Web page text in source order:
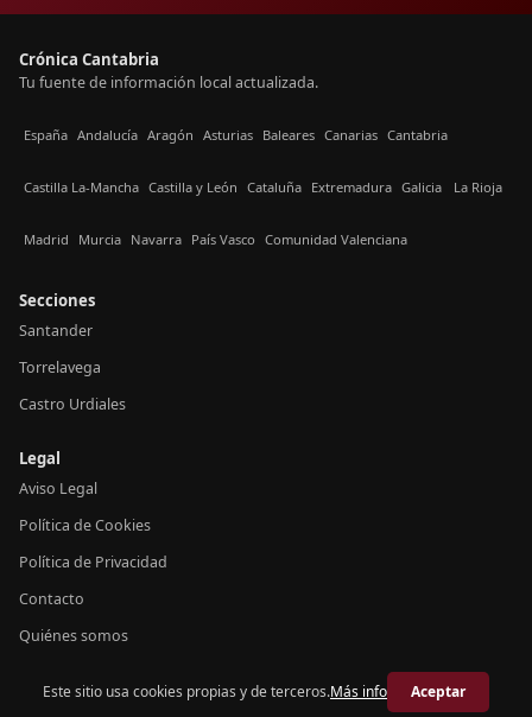
Crónica Cantabria
Tu fuente de información local actualizada.
España Andalucía Aragón Asturias Baleares Canarias Cantabria
Castilla La-Mancha Castilla y León Cataluña Extremadura Galicia La Rioja
Madrid Murcia Navarra País Vasco Comunidad Valenciana
Secciones
Santander
Torrelavega
Castro Urdiales
Legal
Aviso Legal
Política de Cookies
Política de Privacidad
Contacto
Quiénes somos
© 2026 Crónica Cantabria
Este sitio usa cookies propias y de terceros.Más info Aceptar